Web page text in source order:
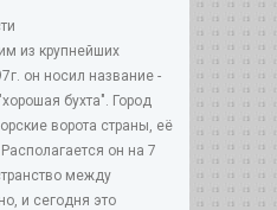
из крупнейших
он носил название -
бухта". Город
ворота страны, её
он на 7
между
и сегодня это